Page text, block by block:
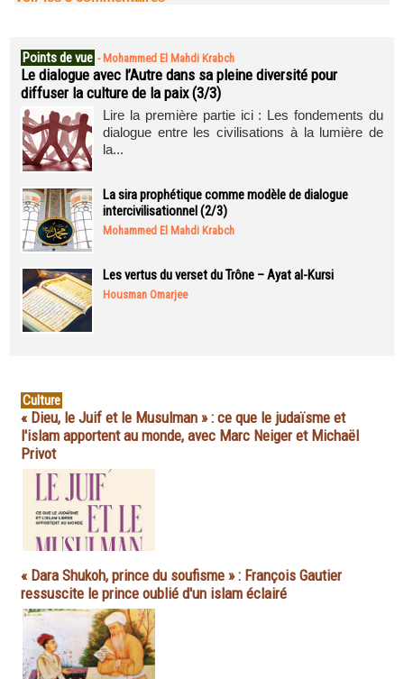
Points de vue - Mohammed El Mahdi Krabch
Le dialogue avec l’Autre dans sa pleine diversité pour
diffuser la culture de la paix (3/3)
Lire la première partie ici : Les fondements du
dialogue entre les civilisations à la lumière de
la...
La sira prophétique comme modèle de dialogue
intercivilisationnel (2/3)
Mohammed El Mahdi Krabch
Les vertus du verset du Trône – Ayat al-Kursi
Housman Omarjee
Culture
« Dieu, le Juif et le Musulman » : ce que le judaïsme et
l'islam apportent au monde, avec Marc Neiger et Michaël
Privot
« Dara Shukoh, prince du soufisme » : François Gautier
ressuscite le prince oublié d'un islam éclairé